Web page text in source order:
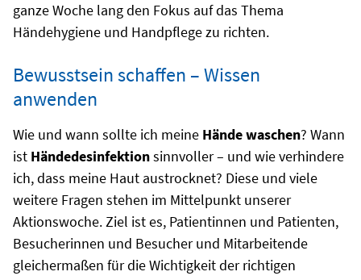
ganze Woche lang den Fokus auf das Thema
Händehygiene und Handpflege zu richten.
Bewusstsein schaffen – Wissen
anwenden
Wie und wann sollte ich meine Hände waschen? Wann
ist Händedesinfektionsinnvoller – und wie verhindere
ich, dass meine Haut austrocknet? Diese und viele
weitere Fragen stehen im Mittelpunkt unserer
Aktionswoche. Ziel ist es, Patientinnen und Patienten,
Besucherinnen und Besucher und Mitarbeitende
gleichermaßen für die Wichtigkeit der richtigen